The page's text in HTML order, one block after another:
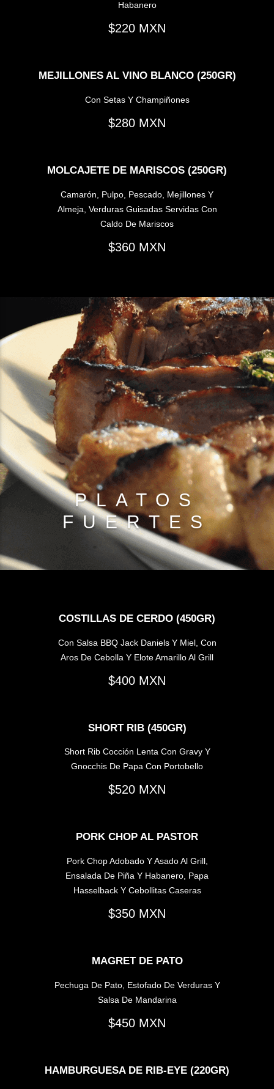
Habanero
220
MEJILLONES AL VINO BLANCO (250GR)
Con Setas Y Champiñones
280
MOLCAJETE DE MARISCOS (250GR)
Camarón, Pulpo, Pescado, Mejillones Y
Almeja, Verduras Guisadas Servidas Con
Caldo De Mariscos
360
PLATOS
FUERTES
COSTILLAS DE CERDO (450GR)
Con Salsa BBQ Jack Daniels Y Miel, Con
Aros De Cebolla Y Elote Amarillo Al Grill
400
SHORT RIB (450GR)
Short Rib Cocción Lenta Con Gravy Y
Gnocchis De Papa Con Portobello
520
PORK CHOP AL PASTOR
Pork Chop Adobado Y Asado Al Grill,
Ensalada De Piña Y Habanero, Papa
Hasselback Y Cebollitas Caseras
350
MAGRET DE PATO
Pechuga De Pato, Estofado De Verduras Y
Salsa De Mandarina
450
HAMBURGUESA DE RIB-EYE (220GR)